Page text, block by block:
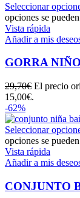
Seleccionar
opciones se
Vista rápida
Añadir a mis
GORRA
29,70€ El precio
15,00€.
-62%
Seleccionar
opciones se
Vista rápida
Añadir a mis
CONJUNTO